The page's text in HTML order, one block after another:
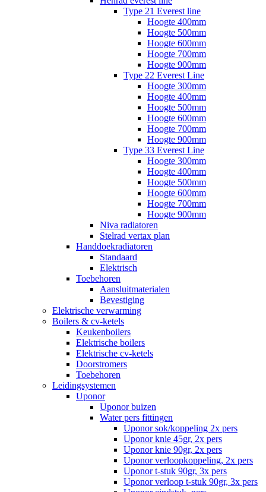
Type 21 Everest line
Hoogte 400mm
Hoogte 500mm
Hoogte 600mm
Hoogte 700mm
Hoogte 900mm
Type 22 Everest Line
Hoogte 300mm
Hoogte 400mm
Hoogte 500mm
Hoogte 600mm
Hoogte 700mm
Hoogte 900mm
Type 33 Everest Line
Hoogte 300mm
Hoogte 400mm
Hoogte 500mm
Hoogte 600mm
Hoogte 700mm
Hoogte 900mm
Niva radiatoren
Stelrad vertax plan
Handdoekradiatoren
Standaard
Elektrisch
Toebehoren
Aansluitmaterialen
Bevestiging
Elektrische verwarming
Boilers & cv-ketels
Keukenboilers
Elektrische boilers
Elektrische cv-ketels
Doorstromers
Toebehoren
Leidingsystemen
Uponor
Uponor buizen
Water pers fittingen
Uponor sok/koppeling 2x pers
Uponor knie 45gr, 2x pers
Uponor knie 90gr, 2x pers
Uponor verloopkoppeling, 2x pers
Uponor t-stuk 90gr, 3x pers
Uponor verloop t-stuk 90gr, 3x pers